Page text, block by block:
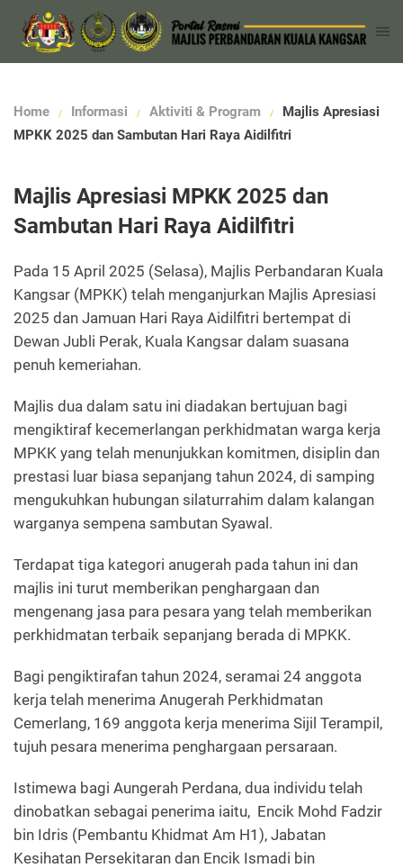
Home Informasi Aktiviti & Program
Majlis Apresiasi
MPKK 2025 dan Sambutan Hari Raya Aidilfitri
Majlis Apresiasi MPKK 2025 dan
Sambutan Hari Raya Aidilfitri
Pada 15 April 2025 (Selasa), Majlis Perbandaran Kuala
Kangsar (MPKK) telah menganjurkan Majlis Apresiasi
2025 dan Jamuan Hari Raya Aidilfitri bertempat di
Dewan Jubli Perak, Kuala Kangsar dalam suasana
penuh kemeriahan.
Majlis dua dalam satu ini diadakan bertujuan bagi
mengiktiraf kecemerlangan perkhidmatan warga kerja
MPKK yang telah menunjukkan komitmen, disiplin dan
prestasi luar biasa sepanjang tahun 2024, di samping
mengukuhkan hubungan silaturrahim dalam kalangan
warganya sempena sambutan Syawal.
Terdapat tiga kategori anugerah pada tahun ini dan
majlis ini turut memberikan penghargaan dan
mengenang jasa para pesara yang telah memberikan
perkhidmatan terbaik sepanjang berada di MPKK.
Bagi pengiktirafan tahun 2024, seramai 24 anggota
kerja telah menerima Anugerah Perkhidmatan
Cemerlang, 169 anggota kerja menerima Sijil Terampil,
tujuh pesara menerima penghargaan persaraan.
Istimewa bagi Aungerah Perdana, dua individu telah
dinobatkan sebagai penerima iaitu, Encik Mohd Fadzir
bin Idris (Pembantu Khidmat Am H1), Jabatan
Kesihatan Persekitaran dan Encik Ismadi bin